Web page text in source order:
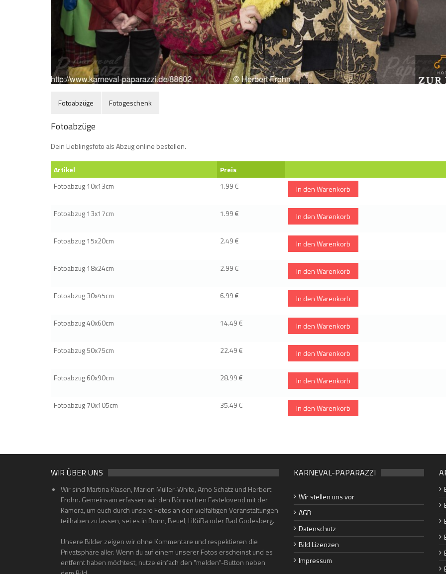
Fotoabzüge Fotogeschenk
Fotoabzüge
Dein Lieblingsfoto als Abzug online bestellen.
Artikel
Preis
Fotoabzug 10x13cm
1.99 € In den Warenkorb
Fotoabzug 13x17cm 1.99 € In den Warenkorb
Fotoabzug 15x20cm 2.49 € In den Warenkorb
Fotoabzug 18x24cm 2.99 € In den Warenkorb
Fotoabzug 30x45cm 6.99 € In den Warenkorb
Fotoabzug 40x60cm 14.49 € In den Warenkorb
Fotoabzug 50x75cm 22.49 € In den Warenkorb
Fotoabzug 60x90cm 28.99 € In den Warenkorb
Fotoabzug 70x105cm 35.49 € In den Warenkorb
WIR ÜBER UNS
Wir sind Martina Klasen, Marion Müller-White, Arno Schatz und Herbert
Frohn. Gemeinsam erfassen wir den Bönnschen Fastelovend mit der
Kamera, um euch durch unsere Fotos an den vielfältigen Veranstaltungen
teilhaben zu lassen, sei es in Bonn, Beuel, LiKüRa oder Bad Godesberg.
Unsere Bilder zeigen wir ohne Kommentare und respektieren die
Privatsphäre aller. Wenn du auf einem unserer Fotos erscheinst und es
entfernt haben möchtest, nutze einfach den "melden"-Button neben
KARNEVAL-PAPARAZZI
Wir stellen uns vor
AGB
Datenschutz
Bild Lizenzen
Impressum